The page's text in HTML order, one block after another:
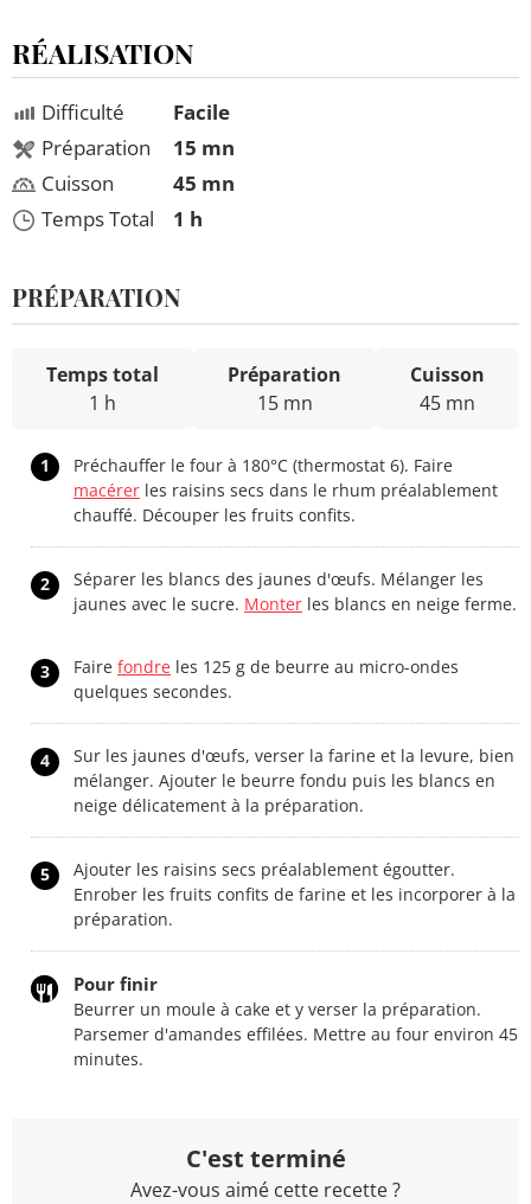
RÉALISATION
Difficulté
Préparation
Cuisson
Temps Total
Facile
15 mn
45 mn
1 h
PRÉPARATION
Temps total
1 h
Préparation
15 mn
Cuisson
45 mn
1
Préchauffer le four à 180°C (thermostat 6). Faire
macérer les raisins secs dans le rhum préalablement
chauffé. Découper les fruits confits.
2
Séparer les blancs des jaunes d'œufs. Mélanger les
jaunes avec le sucre. Monter les blancs en neige ferme.
3 Faire fondre les 125 g de beurre au micro-ondes
quelques secondes.
4
Sur les jaunes d'œufs, verser la farine et la levure, bien
mélanger. Ajouter le beurre fondu puis les blancs en
neige délicatement à la préparation.
5
Ajouter les raisins secs préalablement égoutter.
Enrober les fruits confits de farine et les incorporer à la
préparation.
Pour finir
Beurrer un moule à cake et y verser la préparation.
Parsemer d'amandes effilées. Mettre au four environ 45
minutes.
C'est terminé
Avez-vous aimé cette recette ?